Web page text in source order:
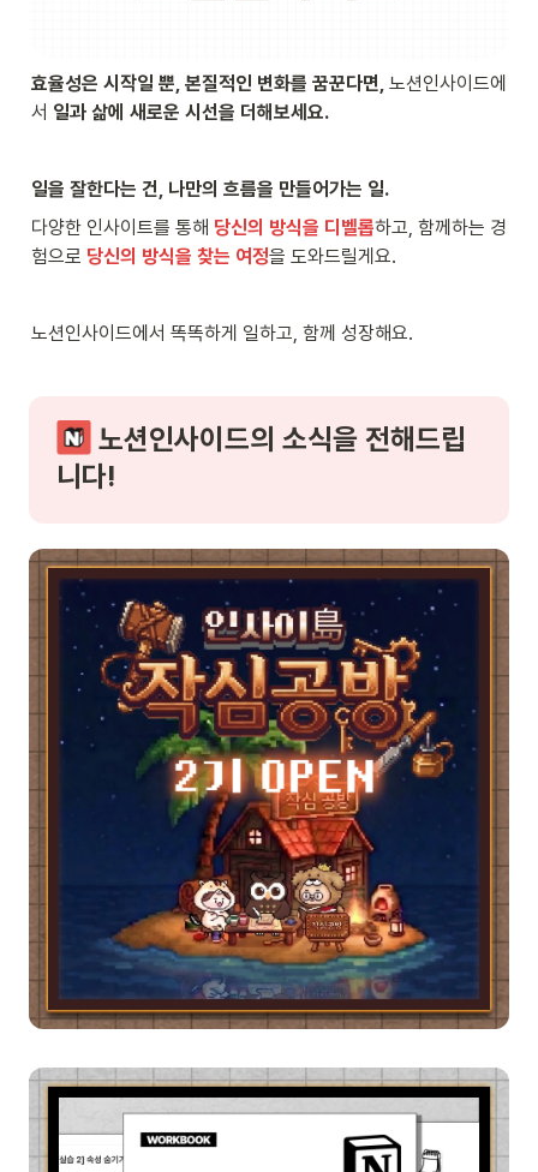
효율성은 시작일 뿐, 본질적인 변화를 꿈꾼다면, 노션인사이드에
서 일과 삶에 새로운 시선을 더해보세요.
일을 잘한다는 건, 나만의 흐름을 만들어가는 일.
다양한 인사이트를 통해 당신의 방식을 디벨롭하고, 함께하는 경
험으로 당신의 방식을 찾는 여정을 도와드릴게요.
노션인사이드에서 똑똑하게 일하고, 함께 성장해요.
노션인사이드의 소식을 전해드립
니다!